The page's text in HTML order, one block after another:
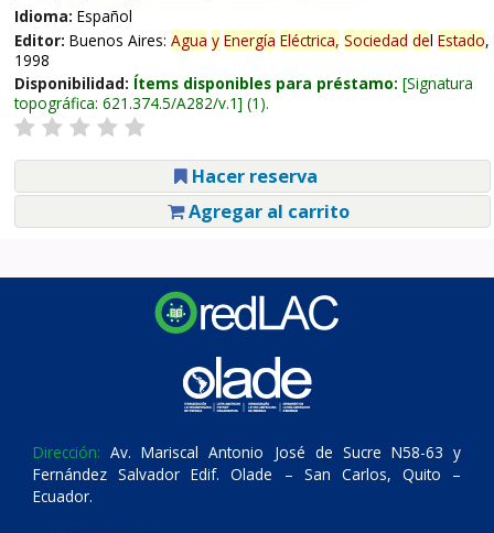
Idioma: Español
Editor: Buenos Aires: Agua y Energía Eléctrica, Sociedad del Estado,
1998
Disponibilidad: Ítems disponibles para préstamo: Signatura
topográfica: 621.374.5/A282/v.1 (1).
Hacer reserva
Agregar al carrito
Dirección: Av. Mariscal Antonio José de Sucre N58-63 y
Fernández Salvador Edif. Olade – San Carlos, Quito –
Ecuador.